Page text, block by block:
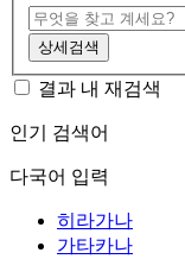
상세검색
결과 내 재검색
인기 검색어
다국어 입력
히라가나
가타카나